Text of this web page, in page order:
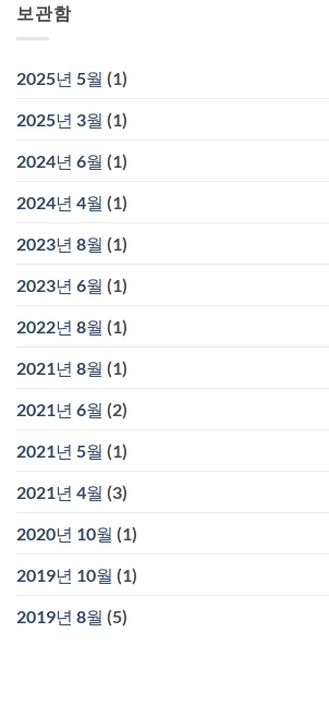
보관함
2025년 5월 (1)
2025년 3월 (1)
2024년 6월 (1)
2024년 4월 (1)
2023년 8월 (1)
2023년 6월 (1)
2022년 8월 (1)
2021년 8월 (1)
2021년 6월 (2)
2021년 5월 (1)
2021년 4월 (3)
2020년 10월 (1)
2019년 10월 (1)
2019년 8월 (5)